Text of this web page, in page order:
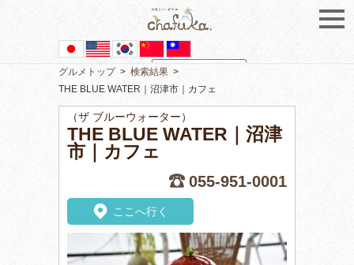
Powered by
グルメトップ> 検索結果 >
THE BLUE WATER｜沼津市｜カフェ
（ザ ブルーウォーター）
THE BLUE WATER｜沼津
市｜カフェ
055-951-0001
ここへ行く